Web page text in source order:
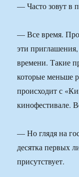
— Часто зовут в
— Все время.
эти
времени. Такие
которые меньше
происходит с
кинофестивале.
— Но глядя на
десятка первых
присутствует.